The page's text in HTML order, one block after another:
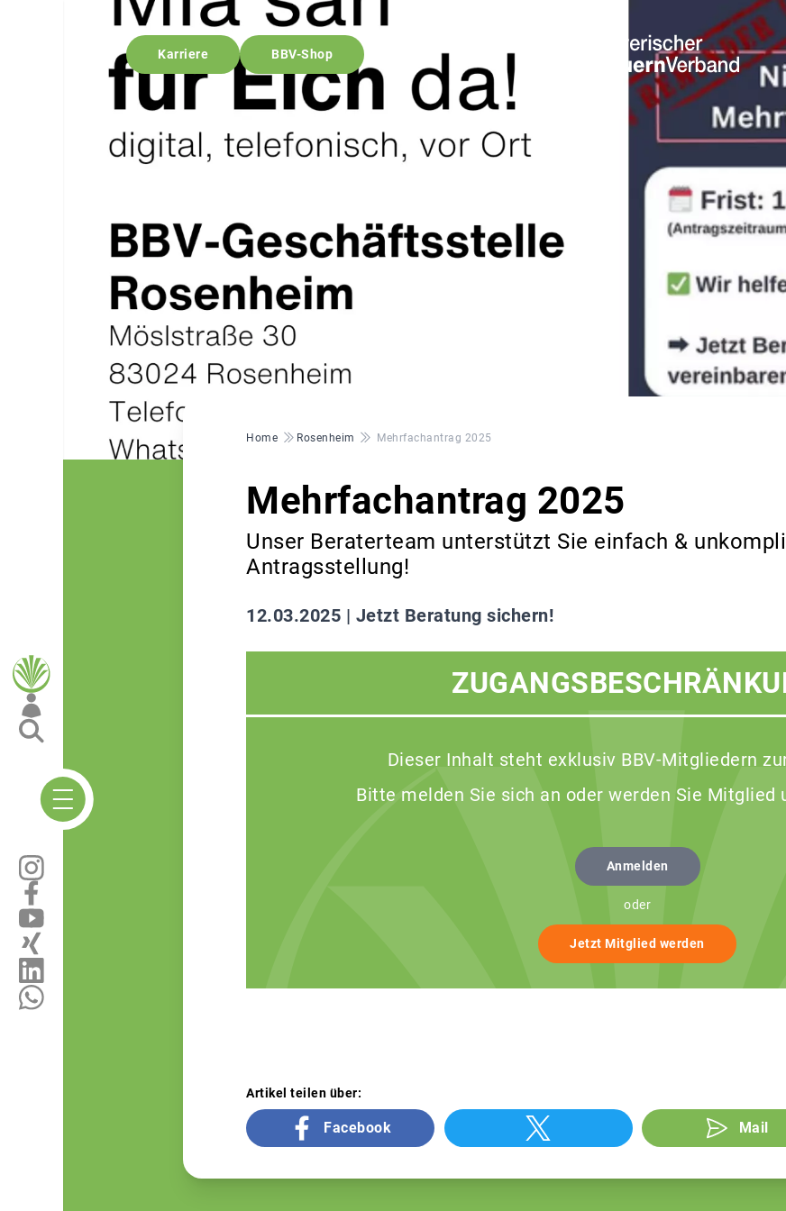
Karriere BBV-Shop
Pfadnavigation
Home Rosenheim Mehrfachantrag 2025
Mehrfachantrag 2025
Unser Beraterteam unterstützt Sie einfach &
Antragsstellung!
12.03.2025 | Jetzt Beratung sichern!
Dieser Inhalt steht exklusiv BBV-Mitgliedern
Bitte melden Sie sich an oder werden Sie Mitglied
Anmelden
oder
Jetzt Mitglied werden
Artikel teilen über:
Facebook Mail